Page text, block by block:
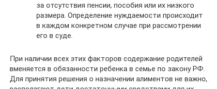
за отсутствия пенсии, пособия или их низкого
размера. Определение нуждаемости происходит
в каждом конкретном случае при рассмотрении
его в суде.
При наличии всех этих факторов содержание родителей
вменяется в обязанности ребенка в семье по закону РФ.
Для принятия решения о назначении алиментов не важно,